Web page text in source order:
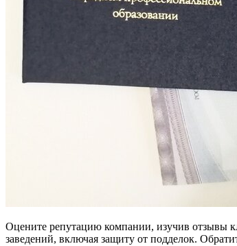
Оцените репутацию компании, изучив отзывы
заведений, включая защиту от подделок.